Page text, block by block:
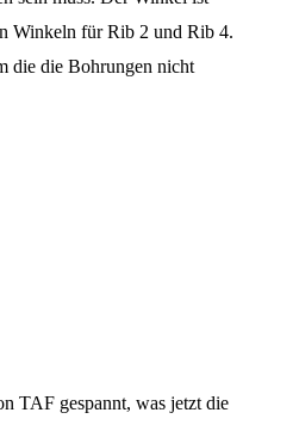
Winkeln für Rib 2 und Rib 4.
die die Bohrungen nicht
TAF gespannt, was jetzt die